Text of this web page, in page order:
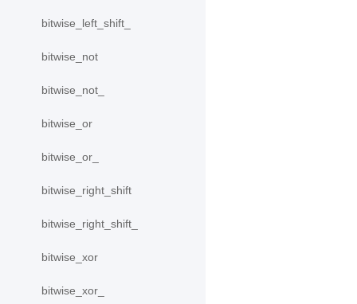
bitwise_left_shift_
bitwise_not
bitwise_not_
bitwise_or
bitwise_or_
bitwise_right_shift
bitwise_right_shift_
bitwise_xor
bitwise_xor_